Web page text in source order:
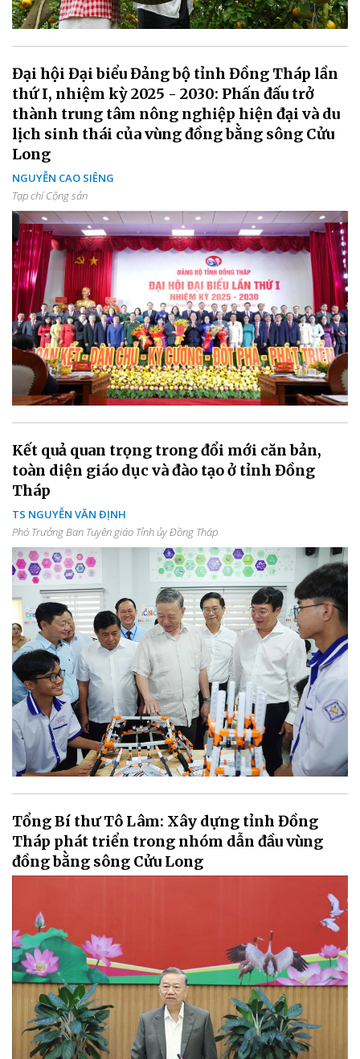
Đại hội Đại biểu Đảng bộ tỉnh Đồng Tháp lần
thứ I, nhiệm kỳ 2025 - 2030: Phấn đấu trở
thành trung tâm nông nghiệp hiện đại và du
lịch sinh thái của vùng đồng bằng sông Cửu
Long
NGUYỄN CAO SIÊNG
Tạp chí Cộng sản
Kết quả quan trọng trong đổi mới căn bản,
toàn diện giáo dục và đào tạo ở tỉnh Đồng
Tháp
TS NGUYỄN VĂN ĐỊNH
Phó Trưởng Ban Tuyên giáo Tỉnh ủy Đồng Tháp
Tổng Bí thư Tô Lâm: Xây dựng tỉnh Đồng
Tháp phát triển trong nhóm dẫn đầu vùng
đồng bằng sông Cửu Long